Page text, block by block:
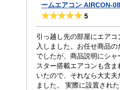
ームエアコン AIRCON-
5
引っ越し先の部屋にエア
入しました。お任せ商品
でしたが、商品説明にシャ
スター搭載エアコンも含
いたので、それなら大丈夫
ました。 実際に設置され